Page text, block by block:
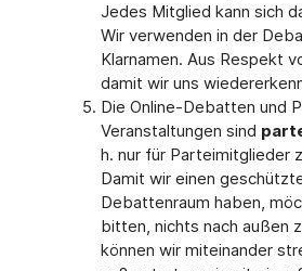
Jedes Mitglied kann sich
Wir verwenden in der
Klarnamen. Aus Respekt
damit wir uns
Die Online-Debatten und
Veranstaltungen sind
h. nur für Parteimitglieder
Damit wir einen
Debattenraum haben,
bitten, nichts nach außen
können wir miteinander